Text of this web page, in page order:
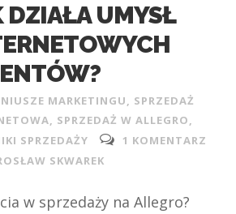
DZIAŁA UMYSŁ
MARKETINGU, SPRZEDAŻ
, SPRZEDAŻ W ALLEGRO,
SPRZEDAŻY
1 KOMENTARZ
SKWAREK
w sprzedaży na Allegro?